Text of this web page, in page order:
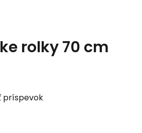
rolky 70 cm
príspevok